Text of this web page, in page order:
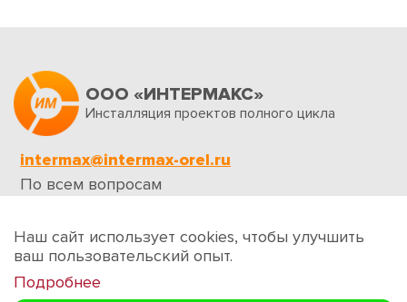
ООО «ИНТЕРМАКС»
Инсталляция проектов полного цикла
intermax@intermax-orel.ru
По всем вопросам
Обратная связь
Наш сайт использует cookies, чтобы улучшить
ваш пользовательский опыт.
Подробнее